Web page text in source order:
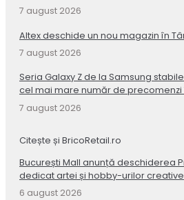
7 august 2026
Altex deschide un nou magazin în
7 august 2026
Seria Galaxy Z de la Samsung
cel mai mare număr de
7 august 2026
Citește și BricoRetail.ro
București Mall anunță deschiderea
dedicat artei și hobby-urilor creative
6 august 2026